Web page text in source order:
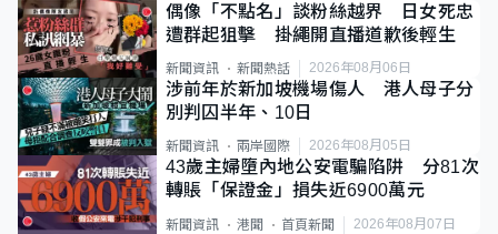
偶像「不點名」談粉絲越界 日女死忠
遭群起狙擊 掛繩開直播道歉後輕生
新聞資訊 新聞熱話 2026年08月06日
涉前年於新加坡機場傷人 港人母子分
別判囚半年、10日
新聞資訊 兩岸國際 2026年08月05日
43歲主婦墮內地公安電騙陷阱 分81次
轉賬「保證金」損失近6900萬元
新聞資訊 港聞 首頁新聞 2026年08月07日